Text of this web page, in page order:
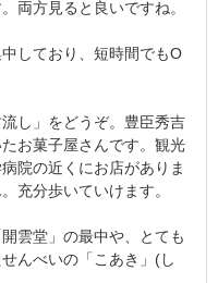
両方見ると良いですね。
しており、短時間でもO
し」をどうぞ。豊臣秀吉
お菓子屋さんです。観光
院の近くにお店がありま
充分歩いていけます。
雲堂」の最中や、とても
んべいの「こあき」(し